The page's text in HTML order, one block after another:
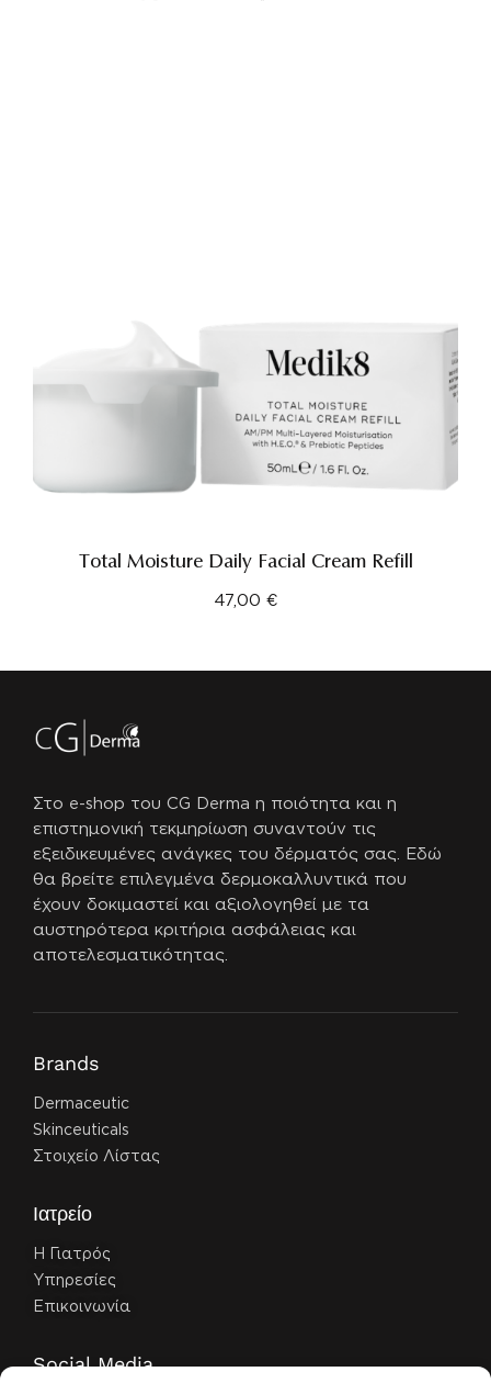
Total Moisture Daily Facial Cream Refill
47,00 €
Στο e-shop του CG Derma η ποιότητα και η
επιστημονική τεκμηρίωση συναντούν τις
εξειδικευμένες ανάγκες του δέρματός σας. Εδώ
θα βρείτε επιλεγμένα δερμοκαλλυντικά που
έχουν δοκιμαστεί και αξιολογηθεί με τα
αυστηρότερα κριτήρια ασφάλειας και
αποτελεσματικότητας.
Brands
Dermaceutic
Skinceuticals
Στοιχείο Λίστας
Ιατρείο
Η Γιατρός
Υπηρεσίες
Επικοινωνία
Social Media